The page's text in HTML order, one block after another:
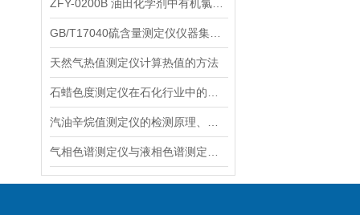
天然气热值测定仪计算热值的方法